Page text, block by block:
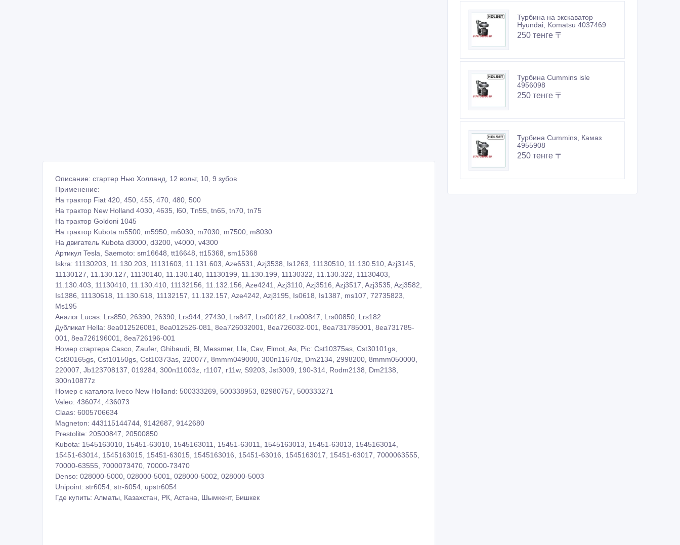
Описание: стартер Нью Холланд, 12 вольт, 10, 9 зубов
Применение:
На трактор Fiat 420, 450, 455, 470, 480, 500
На трактор New Holland 4030, 4635, l60, Tn55, tn65, tn70, tn75
На трактор Goldoni 1045
На трактор Kubota m5500, m5950, m6030, m7030, m7500, m8030
На двигатель Kubota d3000, d3200, v4000, v4300
Артикул Tesla, Saemoto: sm16648, tt16648, tt15368, sm15368
Iskra: 11130203, 11.130.203, 11131603, 11.131.603, Aze6531, Azj3538, Is1263, 11130510, 11.130.510, Azj3145,
11130127, 11.130.127, 11130140, 11.130.140, 11130199, 11.130.199, 11130322, 11.130.322, 11130403,
11.130.403, 11130410, 11.130.410, 11132156, 11.132.156, Aze4241, Azj3110, Azj3516, Azj3517, Azj3535, Azj3582,
Is1386, 11130618, 11.130.618, 11132157, 11.132.157, Aze4242, Azj3195, Is0618, Is1387, ms107, 72735823,
Ms195
Аналог Lucas: Lrs850, 26390, 26390, Lrs944, 27430, Lrs847, Lrs00182, Lrs00847, Lrs00850, Lrs182
Дубликат Hella: 8ea012526081, 8ea012526-081, 8ea726032001, 8ea726032-001, 8ea731785001, 8ea731785-
001, 8ea726196001, 8ea726196-001
Номер стартера Casco, Zaufer, Ghibaudi, Bl, Messmer, Lla, Cav, Elmot, As, Pic: Cst10375as, Cst30101gs,
Cst30165gs, Cst10150gs, Cst10373as, 220077, 8mmm049000, 300n11670z, Dm2134, 2998200, 8mmm050000,
220007, Jb123708137, 019284, 300n11003z, r1107, r11w, S9203, Jst3009, 190-314, Rodm2138, Dm2138,
300n10877z
Номер с каталога Iveco New Holland: 500333269, 500338953, 82980757, 500333271
Valeo: 436074, 436073
Claas: 6005706634
Magneton: 443115144744, 9142687, 9142680
Prestolite: 20500847, 20500850
Kubota: 1545163010, 15451-63010, 1545163011, 15451-63011, 1545163013, 15451-63013, 1545163014,
15451-63014, 1545163015, 15451-63015, 1545163016, 15451-63016, 1545163017, 15451-63017, 7000063555,
70000-63555, 7000073470, 70000-73470
Denso: 028000-5000, 028000-5001, 028000-5002, 028000-5003
Unipoint: str6054, str-6054, upstr6054
Где купить: Алматы, Казахстан, РК, Астана, Шымкент, Бишкек
Турбина на экскаватор
Hyundai, Komatsu 4037469
250 тенге 〒
Турбина Cummins isle
4956098
250 тенге 〒
Турбина Cummins, Камаз
4955908
250 тенге 〒